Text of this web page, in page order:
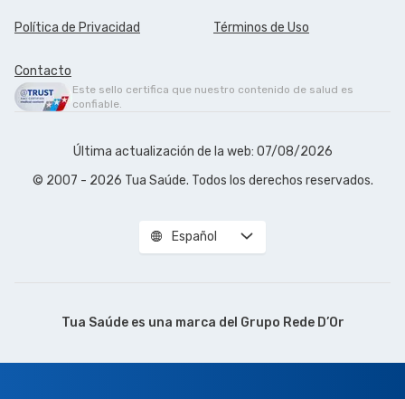
Política de Privacidad Términos de Uso
Contacto
Este sello certifica que nuestro contenido de salud es
confiable.
Última actualización de la web: 07/08/2026
© 2007 - 2026 Tua Saúde. Todos los derechos reservados.
Español
Tua Saúde es una marca del Grupo Rede D’Or